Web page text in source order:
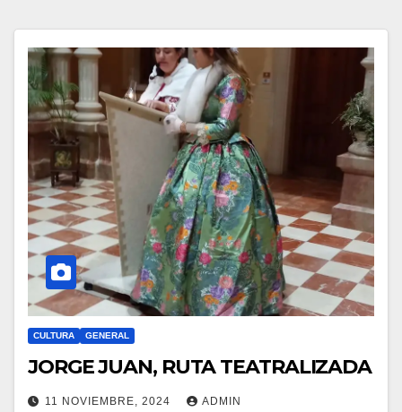
CULTURA GENERAL
JORGE JUAN, RUTA TEATRALIZADA
11 NOVIEMBRE, 2024 ADMIN